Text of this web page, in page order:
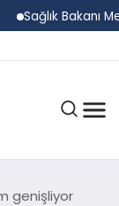
Sağlık Bakanı
genişliyor